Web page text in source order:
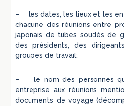
– les dates, les lieux et les
chacune des réunions entre
japonais de tubes soudés de
des présidents, des
groupes de travail;
– le nom des personnes
entreprise aux réunions
documents de voyage